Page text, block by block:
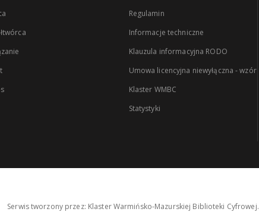
Regulamin
Informacje techniczne
Klauzula informacyjna RODO
Umowa licencyjna niewyłączna - wzór
Klaster WMBC
Statystyki
Serwis tworzony przez: Klaster Warmińsko-Mazurskiej Biblioteki Cyfrowej.